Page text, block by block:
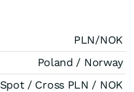
PLN/NOK
Poland / Norway
Spot / Cross PLN / NOK